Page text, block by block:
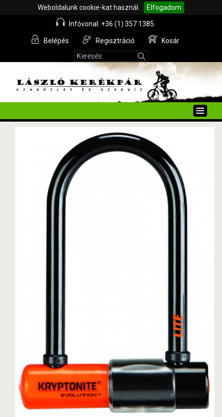
Weboldalunk cookie-kat használ. Elfogadom
Infóvonal: +36 (1) 357 1385
Belépés Regisztráció Kosár
Toggle